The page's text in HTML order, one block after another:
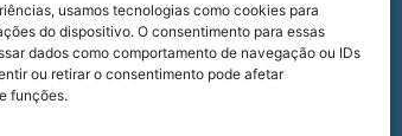
usamos tecnologias como cookies para
do dispositivo. O consentimento para essas
dados como comportamento de navegação ou IDs
ou retirar o consentimento pode afetar
funções.